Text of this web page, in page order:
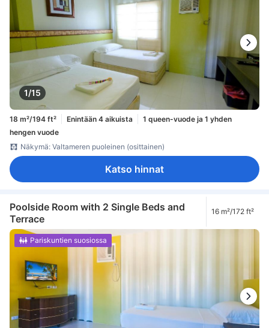
1/15
18 m²/194 ft² Enintään 4 aikuista
1 queen-vuode ja 1 yhden
hengen vuode
Näkymä: Valtameren puoleinen (osittainen)
Katso hinnat
Poolside Room with 2 Single Beds and
Terrace
16 m²/172 ft²
Pariskuntien suosiossa